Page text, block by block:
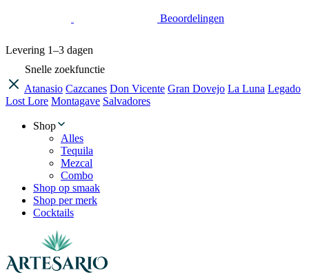
Beoordelingen
Levering 1–3 dagen
Snelle zoekfunctie
Atanasio Cazcanes Don Vicente Gran Dovejo La Luna Legado
Lost Lore Montagave Salvadores
Shop
Alles
Tequila
Mezcal
Combo
Shop op smaak
Shop per merk
Cocktails